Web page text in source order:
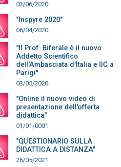
03/06/2020
"Inspyre 2020"
06/04/2020
"Il Prof. Biferale è il nuovo
Addetto Scientifico
dell'Ambasciata d'Italia e IIC a
Parigi"
03/05/2020
"Online il nuovo video di
presentazione dell'offerta
didattica"
01/01/0001
"QUESTIONARIO SULLA
DIDATTICA A DISTANZA"
26/05/2021